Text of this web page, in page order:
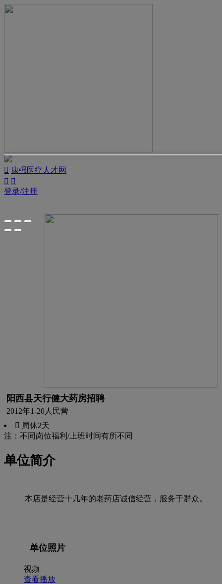
 康强医疗人才网
 
登录/注册
阳西县天行健大药房招聘
2012年1-20人 民营
 周休2天
注：不同岗位福利/上班时间有所不同
单位简介
本店是经营十几年的老药店诚信经营，服务于群众。
单位照片
视频
查看播放